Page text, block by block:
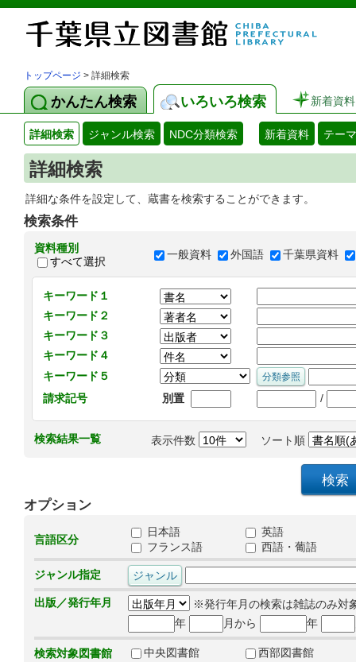
トップページ > 詳細検索
かんたん検索 いろいろ検索 新着資料
詳細検索 ジャンル検索 NDC分類検索 新着資料 テー
詳細検索
詳細な条件を設定して、蔵書を検索することができます。
検索条件
資料種別
すべて選択
一般資料 外国語 千葉県資料
キーワード１
キーワード２
キーワード３
キーワード４
キーワード５
請求記号
別置 /
検索結果一覧 表示件数 ソート順
オプション
言語区分
日本語
英語
フランス語
西語・葡語
ジャンル指定
出版／発行年月
※発行年月の検索は雑誌のみ対
年
月から 年
検索対象図書館 中央図書館 西部図書館